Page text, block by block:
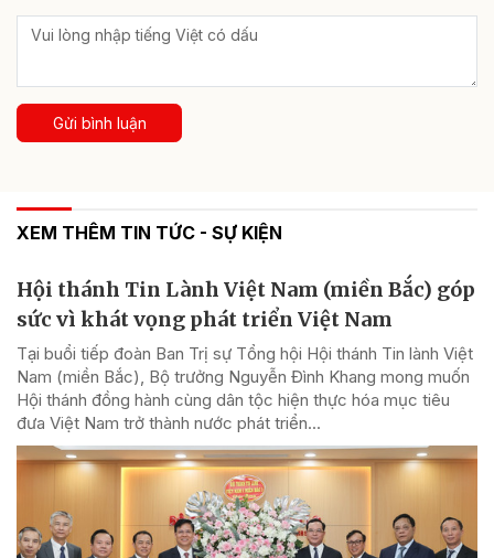
Gửi bình luận
XEM THÊM TIN TỨC - SỰ KIỆN
Hội thánh Tin Lành Việt Nam (miền Bắc) góp
sức vì khát vọng phát triển Việt Nam
Tại buổi tiếp đoàn Ban Trị sự Tổng hội Hội thánh Tin lành Việt
Nam (miền Bắc), Bộ trưởng Nguyễn Đình Khang mong muốn
Hội thánh đồng hành cùng dân tộc hiện thực hóa mục tiêu
đưa Việt Nam trở thành nước phát triển...